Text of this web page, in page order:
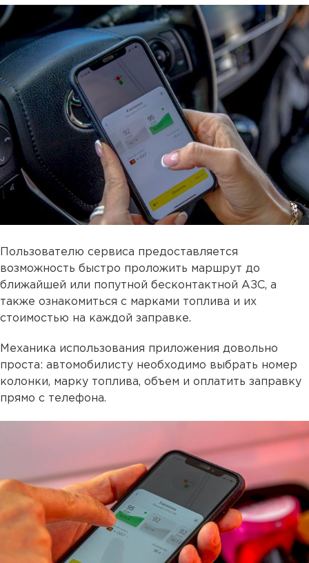
Пользователю сервиса предоставляется
возможность быстро проложить маршрут до
ближайшей или попутной бесконтактной АЗС, а
также ознакомиться с марками топлива и их
стоимостью на каждой заправке.
Механика использования приложения довольно
проста: автомобилисту необходимо выбрать номер
колонки, марку топлива, объем и оплатить заправку
прямо с телефона.